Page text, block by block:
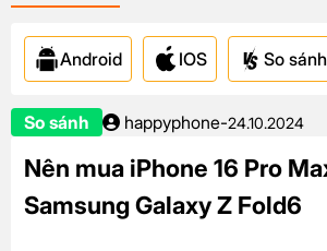
Android IOS So sánh
So sánh happyphone-24.10.2024
Nên mua iPhone 16 Pro
Samsung Galaxy Z Fold6